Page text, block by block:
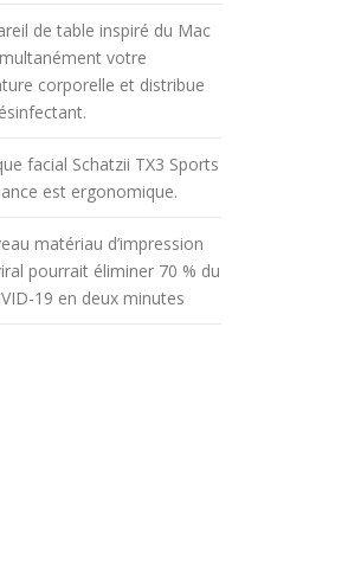
de table inspiré du Mac
votre
corporelle et distribue
facial Schatzii TX3 Sports
est ergonomique.
matériau d’impression
pourrait éliminer 70 % du
19 en deux minutes